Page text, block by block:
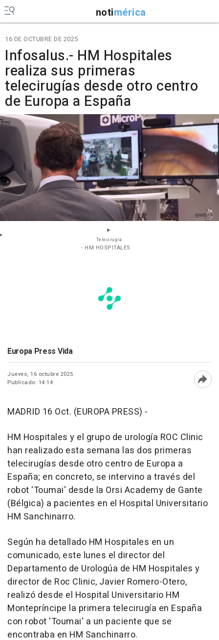
notimérica
16 DE OCTUBRE DE 2025
Infosalus.- HM Hospitales
realiza sus primeras
telecirugías desde otro centro
de Europa a España
Telecirugía.
- HM HOSPITALES
Europa Press Vida
Jueves, 16 octubre 2025
Publicado: 14:14
MADRID 16 Oct. (EUROPA PRESS) -
HM Hospitales y el grupo de urología ROC Clinic
han realizado esta semana las dos primeras
telecirugías desde otro centro de Europa a
España; en concreto, se intervino a través del
robot 'Toumai' desde la Orsi Academy de Gante
(Bélgica) a pacientes en el Hospital Universitario
HM Sanchinarro.
Según ha detallado HM Hospitales en un
comunicado, este lunes el director del
Departamento de Urologúa de HM Hospitales y
director de Roc Clinic, Javier Romero-Otero,
realizó desde el Hospital Universitario HM
Montepríncipe la primera telecirugía en España
con robot 'Toumai' a un paciente que se
encontraba en HM Sanchinarro.